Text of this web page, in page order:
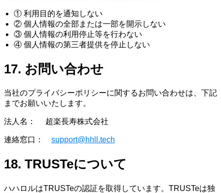
① 利用目的を通知しない
② 個人情報の全部または一部を開示しない
③ 個人情報の利用停止等を行わない
④ 個人情報の第三者提供を停止しない
17. お問い合わせ
当社のプライバシーポリシーに関するお問い合わせは、下記
までお願いいたします。
法人名： 超楽長寿株式会社
連絡窓口： support@hhll.tech
18. TRUSTeについて
ハハロルはTRUSTeの認証を取得しています。TRUSTeは独